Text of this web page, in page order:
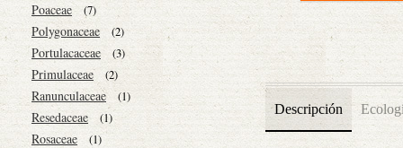
Poaceae (7)
Polygonaceae (2)
Portulacaceae (3)
Primulaceae (2)
Ranunculaceae (1)
Resedaceae (1)
Rosaceae (1)
Descripción